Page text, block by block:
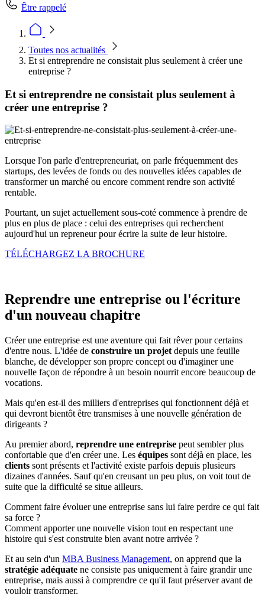
Être rappelé
Toutes nos actualités
Et si entreprendre ne consistait plus seulement à créer une
entreprise ?
Et si entreprendre ne consistait plus seulement à
créer une entreprise ?
Lorsque l'on parle d'entrepreneuriat, on parle fréquemment des
startups, des levées de fonds ou des nouvelles idées capables de
transformer un marché ou encore comment rendre son activité
rentable.
Pourtant, un sujet actuellement sous-coté commence à prendre de
plus en plus de place : celui des entreprises qui recherchent
aujourd'hui un repreneur pour écrire la suite de leur histoire.
TÉLÉCHARGEZ LA BROCHURE
Reprendre une entreprise ou l'écriture
d'un nouveau chapitre
Créer une entreprise est une aventure qui fait rêver pour certains
d'entre nous. L'idée de construire un projet depuis une feuille
blanche, de développer son propre concept ou d'imaginer une
nouvelle façon de répondre à un besoin nourrit encore beaucoup de
vocations.
Mais qu'en est-il des milliers d'entreprises qui fonctionnent déjà et
qui devront bientôt être transmises à une nouvelle génération de
dirigeants ?
Au premier abord, reprendre une entreprise peut sembler plus
confortable que d'en créer une. Les équipes sont déjà en place, les
clients sont présents et l'activité existe parfois depuis plusieurs
dizaines d'années. Sauf qu'en creusant un peu plus, on voit tout de
suite que la difficulté se situe ailleurs.
Comment faire évoluer une entreprise sans lui faire perdre ce qui fait
sa force ?
Comment apporter une nouvelle vision tout en respectant une
histoire qui s'est construite bien avant notre arrivée ?
Et au sein d'un MBA Business Management, on apprend que la
stratégie adéquate ne consiste pas uniquement à faire grandir une
entreprise, mais aussi à comprendre ce qu'il faut préserver avant de
vouloir transformer.